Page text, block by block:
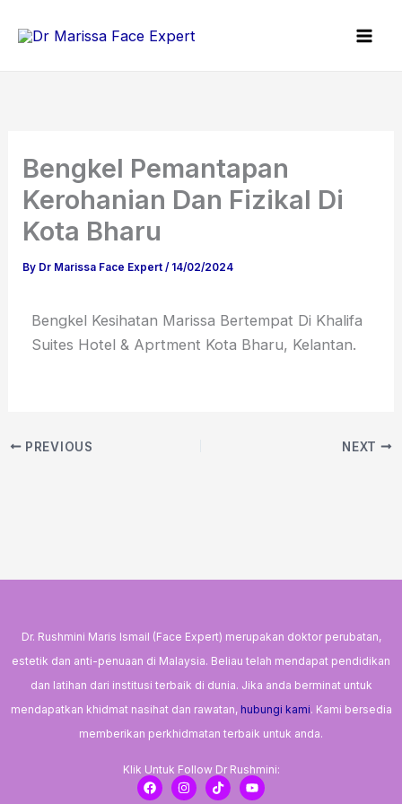
Bengkel Pemantapan
Kerohanian Dan Fizikal Di
Kota Bharu
By Dr Marissa Face Expert/ 14/02/2024
Bengkel Kesihatan Marissa Bertempat Di Khalifa
Suites Hotel & Aprtment Kota Bharu, Kelantan.
PREVIOUS NEXT
Dr. Rushmini Maris Ismail (Face Expert) merupakan doktor perubatan,
estetik dan anti-penuaan di Malaysia. Beliau telah mendapat pendidikan
dan latihan dari institusi terbaik di dunia. Jika anda berminat untuk
mendapatkan khidmat nasihat dan rawatan, hubungi kami. Kami bersedia
memberikan perkhidmatan terbaik untuk anda.
Klik Untuk Follow Dr Rushmini:
F
a
I
n
T
i
Y
o